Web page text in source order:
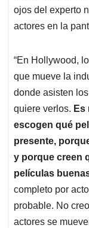
ojos del experto
actores en la
“En Hollywood,
que mueve la
donde asisten
quiere verlos. Es
escogen qué
presente,
y porque creen
películas
completo por
probable. No
actores se